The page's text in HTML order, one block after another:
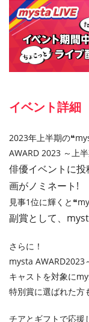
イベント詳細
2023年上半期の
AWARD 2023 ～上
俳優イベントに
画がノミネート!
見事1位に輝くと
副賞として、
さらに！
mysta AWARD2023
キャストを対象に
特別賞に選ばれた方
チアとギフトで応